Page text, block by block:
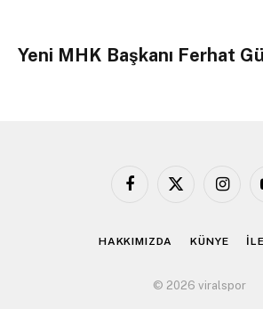
Yeni MHK Başkanı Ferhat
Facebook
X
HAKKIMIZDA KÜNYE
© 2026 viralspor